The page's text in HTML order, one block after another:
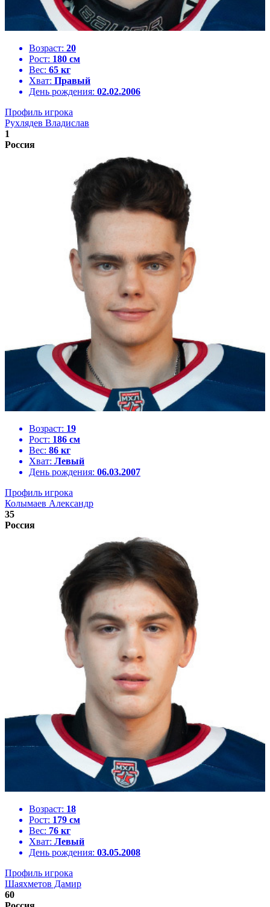
Возраст: 20
Рост: 180 см
Вес: 65 кг
Хват: Правый
День рождения: 02.02.2006
Профиль игрока
Рухлядев Владислав
1
Россия
Возраст: 19
Рост: 186 см
Вес: 86 кг
Хват: Левый
День рождения: 06.03.2007
Профиль игрока
Колымаев Александр
35
Россия
Возраст: 18
Рост: 179 см
Вес: 76 кг
Хват: Левый
День рождения: 03.05.2008
Профиль игрока
Шаяхметов Дамир
60